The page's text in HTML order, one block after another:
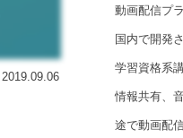
2019.09.06
動画配信プ
国内で開発
学習資格系
情報共有、
途で動画配